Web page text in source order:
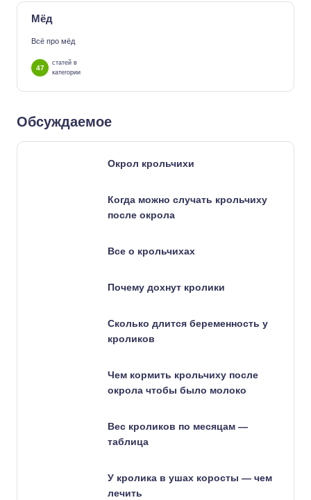
Мёд
Всё про мёд
47
статей в
категории
Обсуждаемое
Окрол крольчихи
Когда можно случать крольчиху
после окрола
Все о крольчихах
Почему дохнут кролики
Сколько длится беременность у
кроликов
Чем кормить крольчиху после
окрола чтобы было молоко
Вес кроликов по месяцам —
таблица
У кролика в ушах коросты — чем
лечить